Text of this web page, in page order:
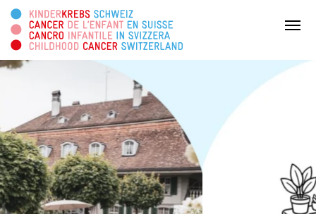
Menu
Chi siamo
Attività
DONATE ORA
Cercare in questa pagina